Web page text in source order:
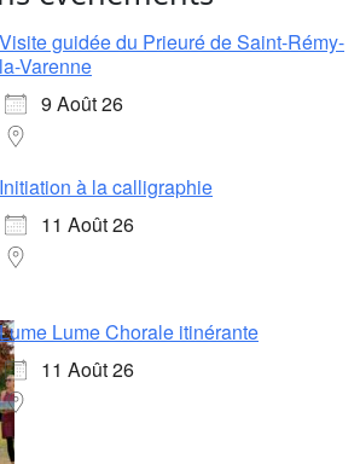
Visite guidée du Prieuré de Saint-Rémy-
la-Varenne
9 Août 26
Initiation à la calligraphie
11 Août 26
Lume Lume Chorale itinérante
11 Août 26